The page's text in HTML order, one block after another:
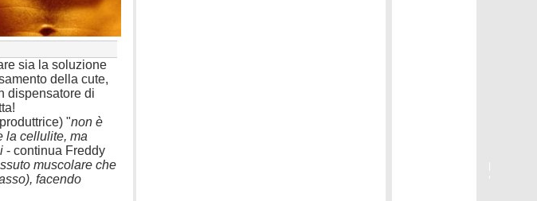
sia la soluzione
della cute,
dispensatore di
"non è
la cellulite, ma
- continua Freddy
muscolare che
facendo